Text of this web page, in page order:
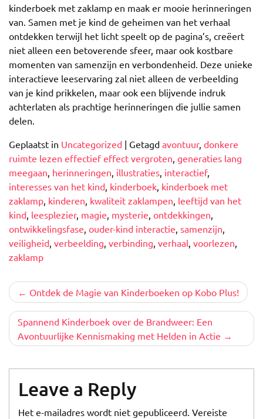
kinderboek met zaklamp en maak er mooie herinneringen
van. Samen met je kind de geheimen van het verhaal
ontdekken terwijl het licht speelt op de pagina’s, creëert
niet alleen een betoverende sfeer, maar ook kostbare
momenten van samenzijn en verbondenheid. Deze unieke
interactieve leeservaring zal niet alleen de verbeelding
van je kind prikkelen, maar ook een blijvende indruk
achterlaten als prachtige herinneringen die jullie samen
delen.
Geplaatst in Uncategorized | Getagd avontuur, donkere
ruimte lezen effectief effect vergroten, generaties lang
meegaan, herinneringen, illustraties, interactief,
interesses van het kind, kinderboek, kinderboek met
zaklamp, kinderen, kwaliteit zaklampen, leeftijd van het
kind, leesplezier, magie, mysterie, ontdekkingen,
ontwikkelingsfase, ouder-kind interactie, samenzijn,
veiligheid, verbeelding, verbinding, verhaal, voorlezen,
zaklamp
Berichtnavigatie
Ontdek de Magie van Kinderboeken op Kobo Plus!
Spannend Kinderboek over de Brandweer: Een
Avontuurlijke Kennismaking met Helden in Actie
Leave a Reply
Het e-mailadres wordt niet gepubliceerd. Vereiste